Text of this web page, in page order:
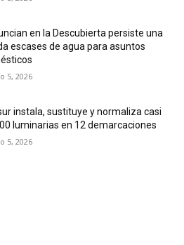
en la Descubierta persiste una
escases de agua para asuntos
5, 2026
instala, sustituye y normaliza casi
luminarias en 12 demarcaciones
5, 2026